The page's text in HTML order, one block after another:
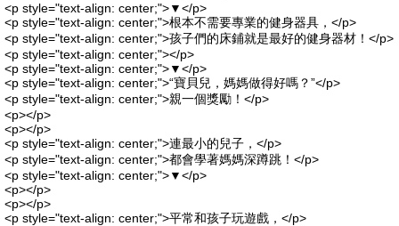
<p style="text-align: center;">▼</p>
<p style="text-align: center;">根本不需要專業的健身器具，</p>
<p style="text-align: center;">孩子們的床鋪就是最好的健身器材！</p>
<p style="text-align: center;"></p>
<p style="text-align: center;">▼</p>
<p style="text-align: center;">“寶貝兒，媽媽做得好嗎？”</p>
<p style="text-align: center;">親一個獎勵！</p>
<p></p>
<p></p>
<p style="text-align: center;">連最小的兒子，</p>
<p style="text-align: center;">都會學著媽媽深蹲跳！</p>
<p style="text-align: center;">▼</p>
<p></p>
<p></p>
<p style="text-align: center;">平常和孩子玩遊戲，</p>